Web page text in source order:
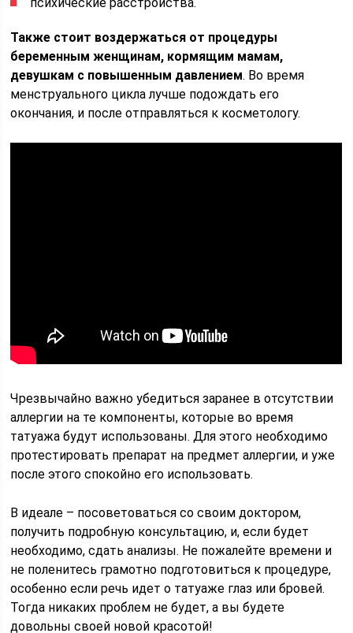
Также стоит воздержаться от процедуры
беременным женщинам, кормящим мамам,
девушкам с повышенным давлением. Во время
менструального цикла лучше подождать его
окончания, и после отправляться к косметологу.
Чрезвычайно важно убедиться заранее в отсутствии
аллергии на те компоненты, которые во время
татуажа будут использованы. Для этого необходимо
протестировать препарат на предмет аллергии, и уже
после этого спокойно его использовать.
В идеале – посоветоваться со своим доктором,
получить подробную консультацию, и, если будет
необходимо, сдать анализы. Не пожалейте времени и
не поленитесь грамотно подготовиться к процедуре,
особенно если речь идет о татуаже глаз или бровей.
Тогда никаких проблем не будет, а вы будете
довольны своей новой красотой!